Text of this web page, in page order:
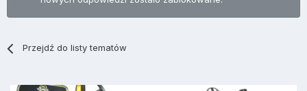
Przejdź do listy tematów